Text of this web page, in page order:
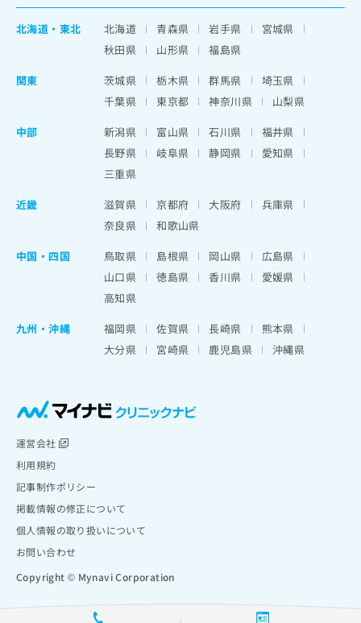
北海道 ・ 東北 北海道 青森県 岩手県
宮城県
秋田県
山形県
福島県
関東
茨城県 栃木県 群馬県
埼玉県
千葉県
東京都 神奈川県
山梨県
中部
新潟県 富山県 石川県
福井県
長野県
岐阜県 静岡県
愛知県
三重県
近畿
滋賀県 京都府 大阪府
兵庫県
奈良県
和歌山県
中国・四国
鳥取県 島根県 岡山県
広島県
山口県
徳島県 香川県
愛媛県
高知県
九州・沖縄
福岡県 佐賀県 長崎県
熊本県
大分県
宮崎県 鹿児島県 沖縄県
運営会社
利用規約
記事制作ポリシー
掲載情報の修正について
個人情報の取り扱いについて
お問い合わせ
Copyright © Mynavi Corporation